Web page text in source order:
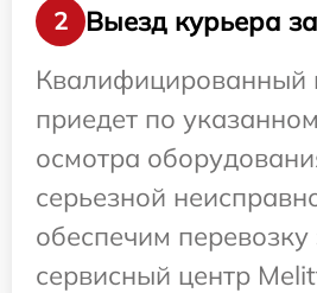
2
Выезд курьера
Квалифицированный
приедет по
осмотра
серьезной
обеспечим
сервисный центр